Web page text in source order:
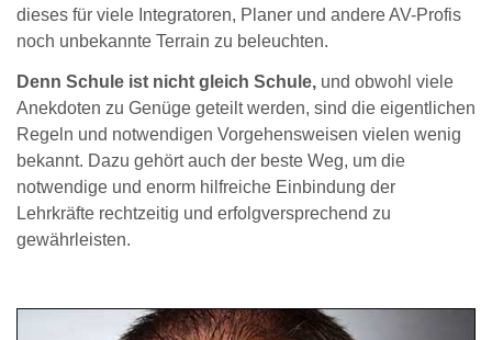
dieses für viele Integratoren, Planer und andere AV-Profis
noch unbekannte Terrain zu beleuchten.
Denn Schule ist nicht gleich Schule, und obwohl viele
Anekdoten zu Genüge geteilt werden, sind die eigentlichen
Regeln und notwendigen Vorgehensweisen vielen wenig
bekannt. Dazu gehört auch der beste Weg, um die
notwendige und enorm hilfreiche Einbindung der
Lehrkräfte rechtzeitig und erfolgversprechend zu
gewährleisten.